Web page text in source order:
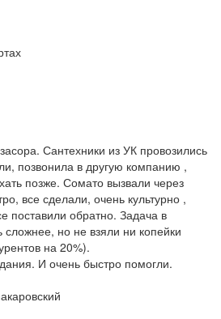
Сантехники из УК провозились
позвонила в другую компанию ,
позже. Сомато вызвали через
все сделали, очень культурно ,
поставили обратно. Задача в
сложнее, но не взяли ни копейки
на 20%).
И очень быстро помогли.